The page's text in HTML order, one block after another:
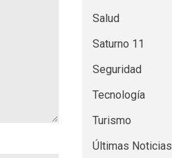
Salud
Saturno 11
Seguridad
Tecnología
Turismo
Últimas Noticias